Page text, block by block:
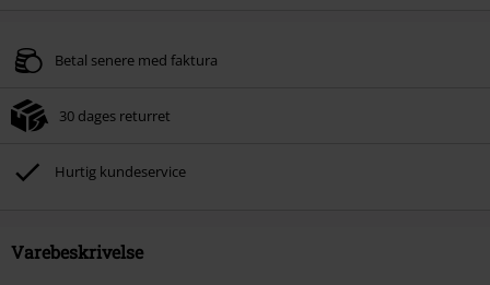
Betal senere med faktura
30 dages returret
Hurtig kundeservice
Varebeskrivelse